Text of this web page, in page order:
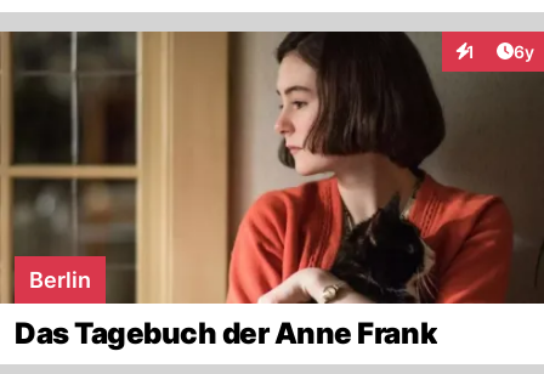
1 6y
Berlin
Das Tagebuch der Anne Frank